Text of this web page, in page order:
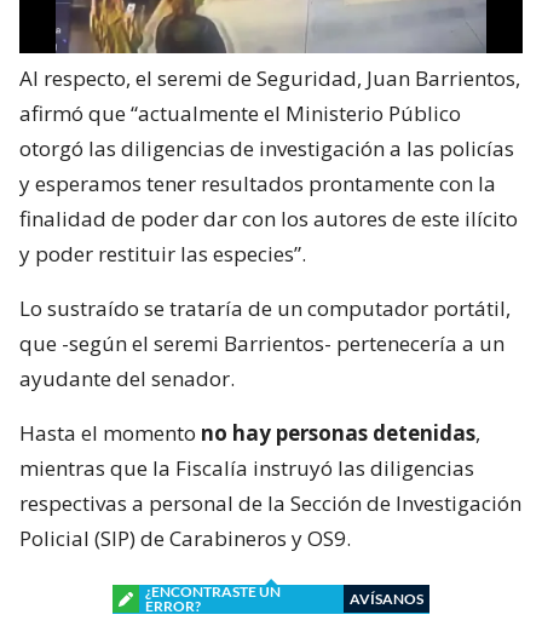
Al respecto, el seremi de Seguridad, Juan Barrientos,
afirmó que “actualmente el Ministerio Público
otorgó las diligencias de investigación a las policías
y esperamos tener resultados prontamente con la
finalidad de poder dar con los autores de este ilícito
y poder restituir las especies”.
Lo sustraído se trataría de un computador portátil,
que -según el seremi Barrientos- pertenecería a un
ayudante del senador.
Hasta el momento no hay personas detenidas,
mientras que la Fiscalía instruyó las diligencias
respectivas a personal de la Sección de Investigación
Policial (SIP) de Carabineros y OS9.
¿ENCONTRASTE UN
ERROR?
AVÍSANOS